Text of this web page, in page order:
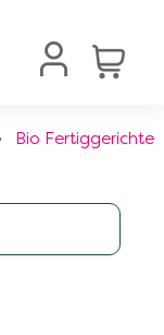
Bio Fertiggerichte